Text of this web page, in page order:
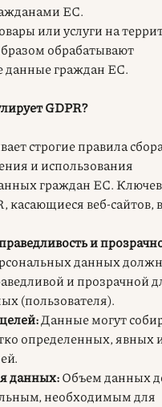
ЕС.
или услуги на
обрабатывают
данные граждан ЕС.
GDPR?
строгие правила
и использования
граждан ЕС.
касающиеся веб-сайтов,
и
данных
и прозрачной
(пользователя).
Данные могут
определенных, явных
.
данных:Объем данных
необходимым для